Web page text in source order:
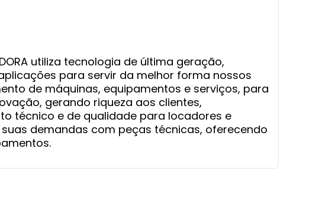
utiliza tecnologia de última geração,
para servir da melhor forma nossos
de máquinas, equipamentos e serviços, para
gerando riqueza aos clientes,
técnico e de qualidade para locadores e
suas demandas com peças técnicas, oferecendo